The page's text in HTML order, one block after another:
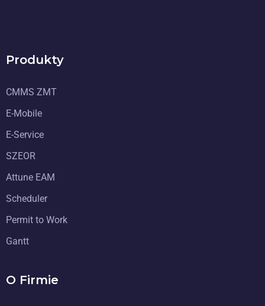
Produkty
CMMS ZMT
E-Mobile
E-Service
SZEOR
Attune EAM
Scheduler
Permit to Work
Gantt
O Firmie